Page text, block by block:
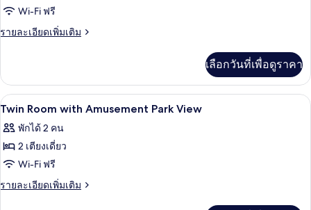
With
Amusement
Park
ของ
Double
Fuji
View
Wi-Fi ฟรี
รายละเอียดเพิ่มเติม
ราย
เกี่ยว
กับ
Double
With
Fuji
เลือกวันที่เพื่อดูราคา
เปิด
ภาพถ่าย
ทั้งหมด
ของ
Twin
เตียง Tempur-Pedic, โต๊ะทำงาน, พื้
7
Twin Room with Amusement Park View
พักได้ 2 คน
2 เตียงเดี่ยว
Wi-Fi ฟรี
รายละเอียดเพิ่มเติม
ราย